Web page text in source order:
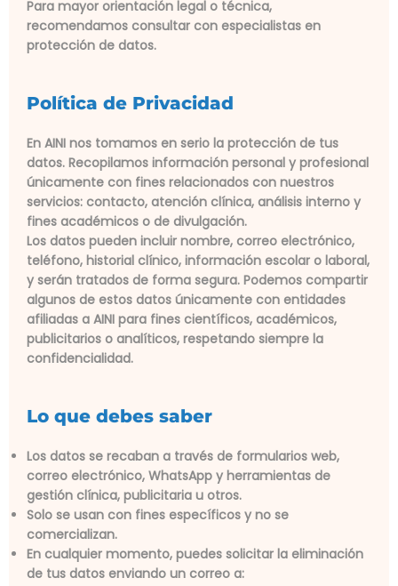
Para mayor orientación legal o técnica,
recomendamos consultar con especialistas en
protección de datos.
Política de Privacidad
En AINI nos tomamos en serio la protección de tus
datos. Recopilamos información personal y profesional
únicamente con fines relacionados con nuestros
servicios: contacto, atención clínica, análisis interno y
fines académicos o de divulgación.
Los datos pueden incluir nombre, correo electrónico,
teléfono, historial clínico, información escolar o laboral,
y serán tratados de forma segura. Podemos compartir
algunos de estos datos únicamente con entidades
afiliadas a AINI para fines científicos, académicos,
publicitarios o analíticos, respetando siempre la
confidencialidad.
Lo que debes saber
Los datos se recaban a través de formularios web,
correo electrónico, WhatsApp y herramientas de
gestión clínica, publicitaria u otros.
Solo se usan con fines específicos y no se
comercializan.
En cualquier momento, puedes solicitar la eliminación
de tus datos enviando un correo a: